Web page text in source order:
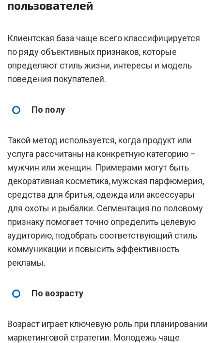
пользователей
Клиентская база чаще всего классифицируется
по ряду объективных признаков, которые
определяют стиль жизни, интересы и модель
поведения покупателей.
По полу
Такой метод используется, когда продукт или
услуга рассчитаны на конкретную категорию –
мужчин или женщин. Примерами могут быть
декоративная косметика, мужская парфюмерия,
средства для бритья, одежда или аксессуары
для охоты и рыбалки. Сегментация по половому
признаку помогает точно определить целевую
аудиторию, подобрать соответствующий стиль
коммуникации и повысить эффективность
рекламы.
По возрасту
Возраст играет ключевую роль при планировании
маркетинговой стратегии. Молодежь чаще